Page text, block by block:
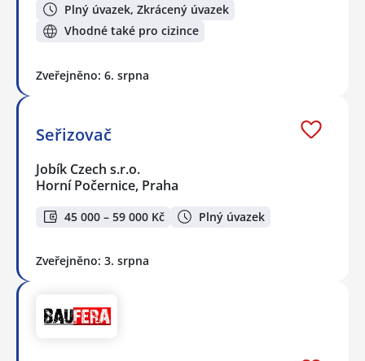
Plný úvazek, Zkrácený úvazek
Vhodné také pro cizince
Zveřejněno: 6. srpna
Seřizovač
Jobík Czech s.r.o.
Horní Počernice, Praha
45 000 – 59 000 Kč Plný úvazek
Zveřejněno: 3. srpna